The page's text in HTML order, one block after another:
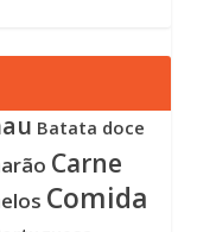
Batata doce
Carne
Comida